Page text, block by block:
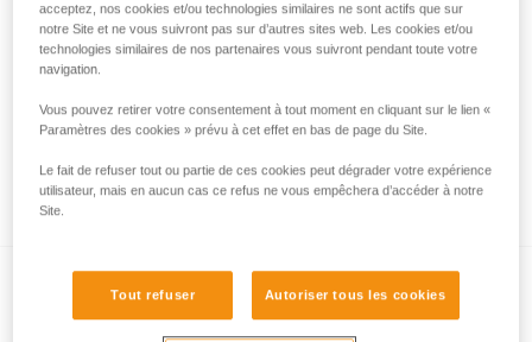
Décrochage et évacuation d’un équipier
suspendu sur un support statique
acceptez, nos cookies et/ou technologies similaires ne sont actifs que sur
notre Site et ne vous suivront pas sur d’autres sites web. Les cookies et/ou
technologies similaires de nos partenaires vous suivront pendant toute votre
navigation.
Vous pouvez retirer votre consentement à tout moment en cliquant sur le lien «
Paramètres des cookies » prévu à cet effet en bas de page du Site.
Le fait de refuser tout ou partie de ces cookies peut dégrader votre expérience
utilisateur, mais en aucun cas ce refus ne vous empêchera d’accéder à notre
Site.
Tout refuser Autoriser tous les cookies